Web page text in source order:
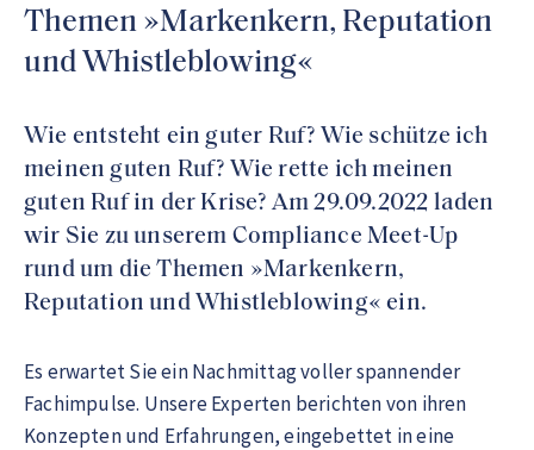
Themen »Markenkern, Reputation
und Whistleblowing«
Wie entsteht ein guter Ruf? Wie schütze ich
meinen guten Ruf? Wie rette ich meinen
guten Ruf in der Krise? Am 29.09.2022 laden
wir Sie zu unserem Compliance Meet-Up
rund um die Themen »Markenkern,
Reputation und Whistleblowing« ein.
Es erwartet Sie ein Nachmittag voller spannender
Fachimpulse. Unsere Experten berichten von ihren
Konzepten und Erfahrungen, eingebettet in eine